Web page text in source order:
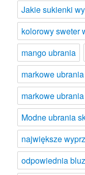
Jakie sukienki
kolorowy sweter
mango ubrania
markowe ubrania
markowe
Modne ubrania
największe
odpowiednia